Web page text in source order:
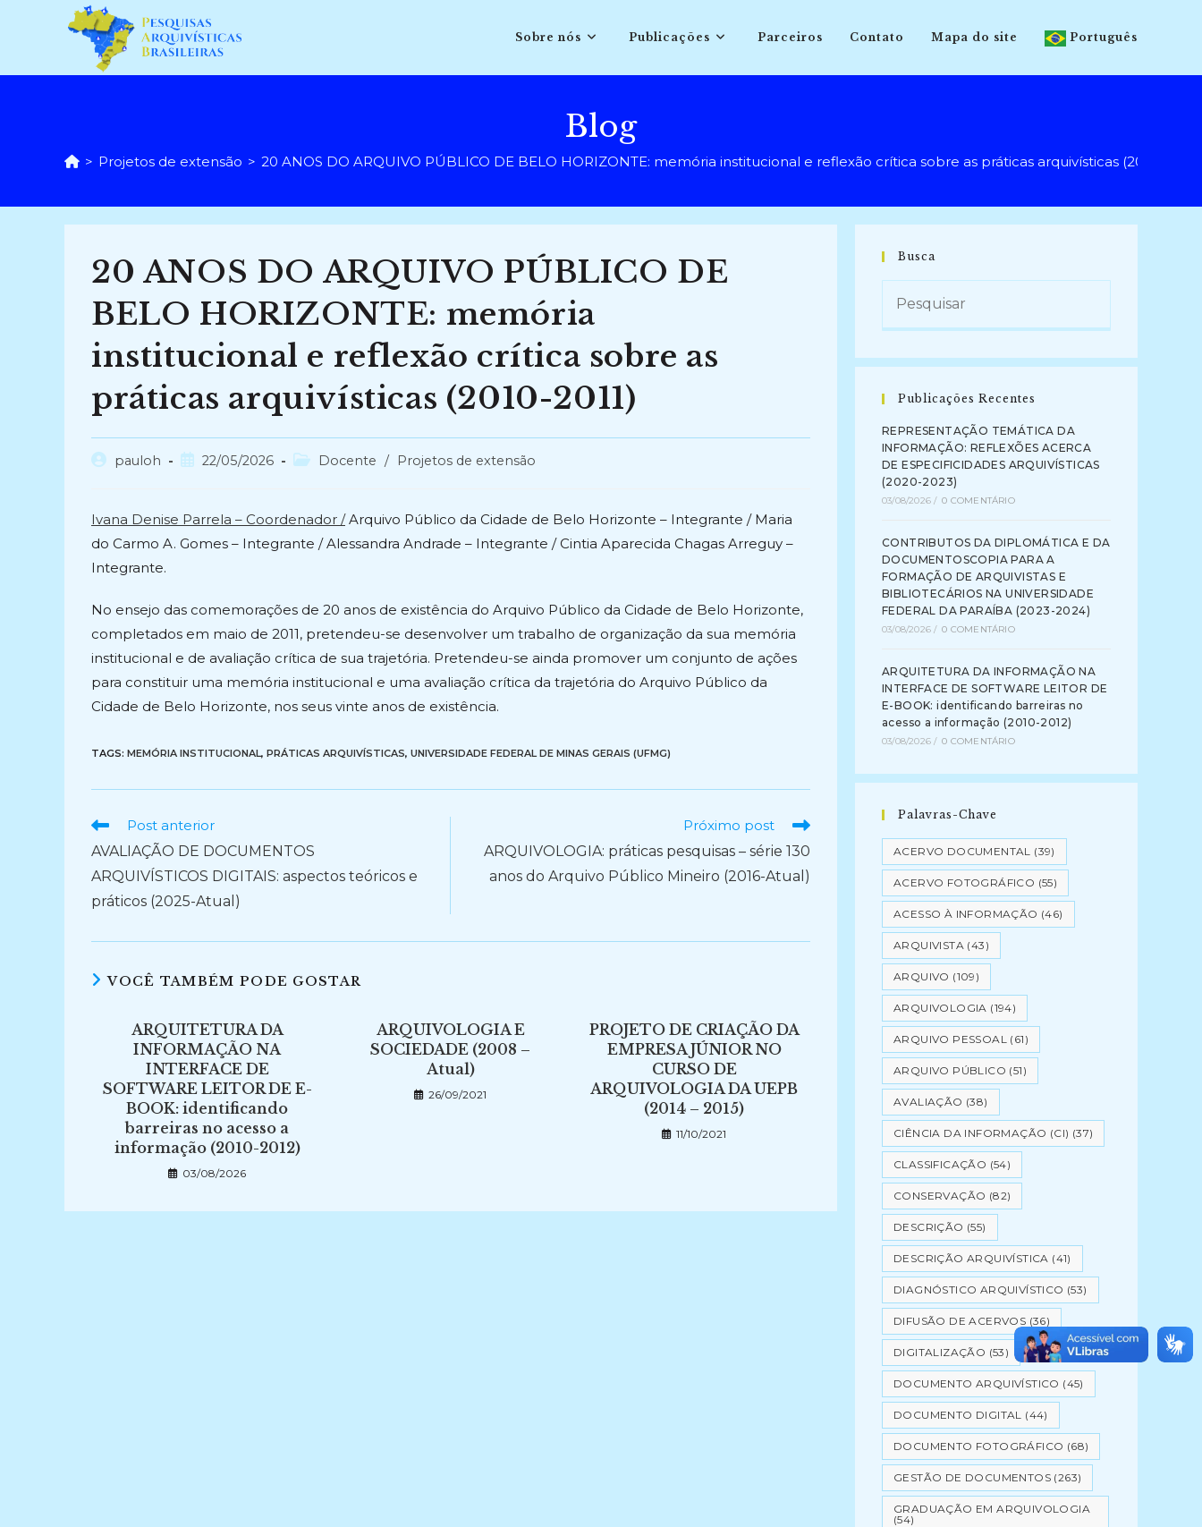
conteúdo
Sobre nós Publicações Parceiros Contato Mapa do site Português
Blog
> Projetos de extensão > 20 ANOS DO ARQUIVO PÚBLICO DE BELO HORIZONTE: memória institucional e reflexão crítica sobre as práticas arquivísticas (2010-2011)
20 ANOS DO ARQUIVO PÚBLICO DE
BELO HORIZONTE: memória
institucional e reflexão crítica sobre as
práticas arquivísticas (2010-2011)
Autorpauloh
Post22/05/2026
Categoria
Docente / Projetos de extensão
Ivana Denise Parrela – Coordenador /Arquivo Público da Cidade de Belo Horizonte – Integrante / Maria
do Carmo A. Gomes – Integrante / Alessandra Andrade – Integrante / Cintia Aparecida Chagas Arreguy –
Integrante.
No ensejo das comemorações de 20 anos de existência do Arquivo Público da Cidade de Belo Horizonte,
completados em maio de 2011, pretendeu-se desenvolver um trabalho de organização da sua memória
institucional e de avaliação crítica de sua trajetória. Pretendeu-se ainda promover um conjunto de ações
para constituir uma memória institucional e uma avaliação crítica da trajetória do Arquivo Público da
Cidade de Belo Horizonte, nos seus vinte anos de existência.
TAGS: MEMÓRIA INSTITUCIONAL, PRÁTICAS ARQUIVÍSTICAS, UNIVERSIDADE FEDERAL DE MINAS GERAIS (UFMG)
Ler
artigos
Post anterior
AVALIAÇÃO DE DOCUMENTOS
ARQUIVÍSTICOS DIGITAIS: aspectos teóricos e
práticos (2025-Atual)
Próximo post
ARQUIVOLOGIA: práticas pesquisas – série 130
anos do Arquivo Público Mineiro (2016-Atual)
VOCÊ TAMBÉM PODE GOSTAR
ARQUITETURA DA
INFORMAÇÃO NA
INTERFACE DE
SOFTWARE LEITOR DE E-
BOOK: identificando
barreiras no acesso a
informação (2010-2012)
03/08/2026
ARQUIVOLOGIA E
SOCIEDADE (2008 –
Atual)
26/09/2021
PROJETO DE CRIAÇÃO DA
EMPRESA JÚNIOR NO
CURSO DE
ARQUIVOLOGIA DA UEPB
(2014 – 2015)
11/10/2021
Busca
Publicações Recentes
REPRESENTAÇÃO TEMÁTICA DA
INFORMAÇÃO: REFLEXÕES ACERCA
DE ESPECIFICIDADES ARQUIVÍSTICAS
(2020-2023)
03/08/2026 / 0 COMENTÁRIO
CONTRIBUTOS DA DIPLOMÁTICA E DA
DOCUMENTOSCOPIA PARA A
FORMAÇÃO DE ARQUIVISTAS E
BIBLIOTECÁRIOS NA UNIVERSIDADE
FEDERAL DA PARAÍBA (2023-2024)
03/08/2026 / 0 COMENTÁRIO
ARQUITETURA DA INFORMAÇÃO NA
INTERFACE DE SOFTWARE LEITOR DE
E-BOOK: identificando barreiras no
acesso a informação (2010-2012)
03/08/2026 / 0 COMENTÁRIO
Palavras-Chave
ACERVO DOCUMENTAL (39)
ACERVO FOTOGRÁFICO (55)
ACESSO À INFORMAÇÃO (46)
ARQUIVISTA (43)
ARQUIVO (109)
ARQUIVOLOGIA (194)
ARQUIVO PESSOAL (61)
ARQUIVO PÚBLICO (51)
AVALIAÇÃO (38)
CIÊNCIA DA INFORMAÇÃO (CI) (37)
CLASSIFICAÇÃO (54)
CONSERVAÇÃO (82)
DESCRIÇÃO (55)
DESCRIÇÃO ARQUIVÍSTICA (41)
DIAGNÓSTICO ARQUIVÍSTICO (53)
DIFUSÃO DE ACERVOS (36)
DIGITALIZAÇÃO (53)
DOCUMENTO ARQUIVÍSTICO (45)
DOCUMENTO DIGITAL (44)
DOCUMENTO FOTOGRÁFICO (68)
GESTÃO DE DOCUMENTOS (263)
GRADUAÇÃO EM ARQUIVOLOGIA
(54)